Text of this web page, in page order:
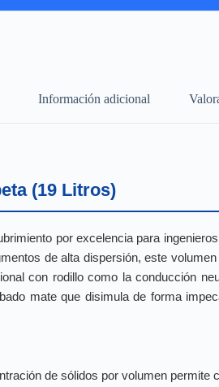
Información adicional
(19 Litros)
por excelencia para
de alta dispersión, este
con rodillo como la conducción
mate que disimula de forma
de sólidos por volumen